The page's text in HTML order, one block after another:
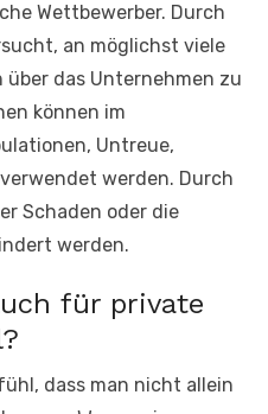
Wettbewerber. Durch
an möglichst viele
das Unternehmen zu
können im
Untreue,
werden. Durch
Schaden oder die
werden.
für private
dass man nicht allein